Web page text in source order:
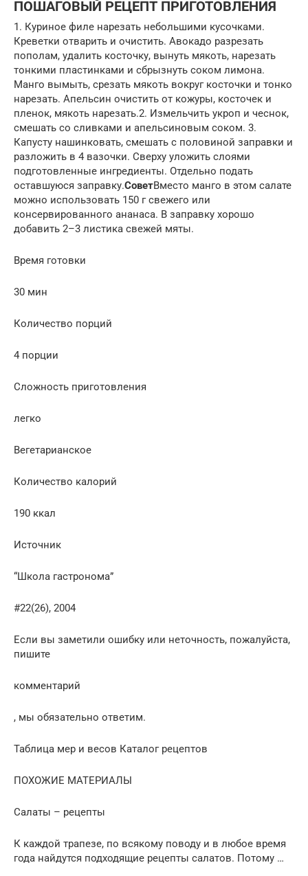
ПОШАГОВЫЙ РЕЦЕПТ ПРИГОТОВЛЕНИЯ
1. Куриное филе нарезать небольшими кусочками.
Креветки отварить и очистить. Авокадо разрезать
пополам, удалить косточку, вынуть мякоть, нарезать
тонкими пластинками и сбрызнуть соком лимона.
Манго вымыть, срезать мякоть вокруг косточки и тонко
нарезать. Апельсин очистить от кожуры, косточек и
пленок, мякоть нарезать.2. Измельчить укроп и чеснок,
смешать со сливками и апельсиновым соком. 3.
Капусту нашинковать, смешать с половиной заправки и
разложить в 4 вазочки. Сверху уложить слоями
подготовленные ингредиенты. Отдельно подать
оставшуюся заправку.СоветВместо манго в этом салате
можно использовать 150 г свежего или
консервированного ананаса. В заправку хорошо
добавить 2–3 листика свежей мяты.
Время готовки
30 мин
Количество порций
4 порции
Сложность приготовления
легко
Вегетарианское
Количество калорий
190 ккал
Источник
“Школа гастронома”
#22(26), 2004
Если вы заметили ошибку или неточность, пожалуйста,
пишите
комментарий
, мы обязательно ответим.
Таблица мер и весов Каталог рецептов
ПОХОЖИЕ МАТЕРИАЛЫ
Салаты – рецепты
К каждой трапезе, по всякому поводу и в любое время
года найдутся подходящие рецепты салатов. Потому …